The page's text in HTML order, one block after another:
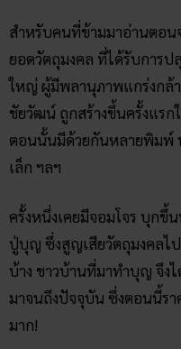
ยอดวัตถุมงคล ที่ได้รับการป
ใหญ่ ผู้มีพลานุภาพแกร่งกล้
ชัยวัฒน์ ถูกสร้างขึ้นครั้งแรก
ตอนนั้นมีด้วยกันหลายพิมพ์
เล็ก ฯลฯ
ครั้งหนึ่งเคยมีจอมโจร บุกขึ้
ปู่บุญ ซึ่งสูญเสียวัตถุมงคลไ
บ้าง ชาวบ้านที่มาทำบุญ จึง
มาจนถึงปัจจุบัน ซึ่งตอนนี้ร
มาก!
อยากเตือนก่อนจาก! ใครที่